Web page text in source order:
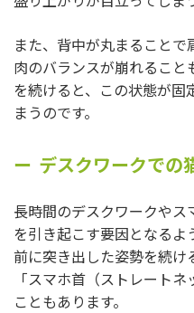
また、背中が丸まること
肉のバランスが崩れるこ
を続けると、この状態が固
まうのです。
デスクワークでの
長時間のデスクワークやス
を引き起こす要因となるよ
前に突き出した姿勢を続け
「スマホ首（ストレート
こともあります。